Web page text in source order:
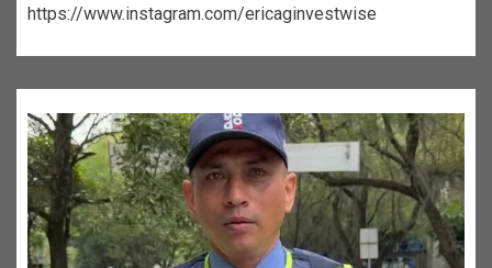
https://www.instagram.com/ericaginvestwise